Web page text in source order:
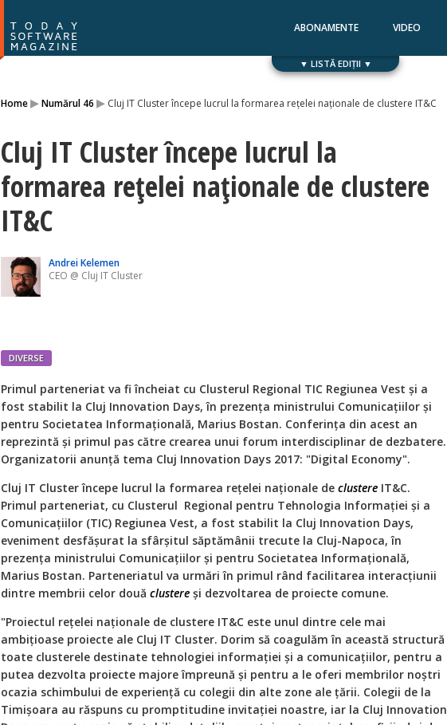
ABONAMENTE VIDEO
▼ LISTĂ EDIȚII ▼
Home▸Numărul 46 ▸ Cluj IT Cluster începe lucrul la formarea rețelei naționale de clustere IT&C
Cluj IT Cluster începe lucrul la
formarea rețelei naționale de clustere
IT&C
Andrei Kelemen
CEO @ Cluj IT Cluster
DIVERSE
Primul parteneriat va fi încheiat cu Clusterul Regional TIC Regiunea Vest și a
fost stabilit la Cluj Innovation Days, în prezența ministrului Comunicațiilor și
pentru Societatea Informațională, Marius Bostan. Conferința din acest an
reprezintă și primul pas către crearea unui forum interdisciplinar de dezbatere.
Organizatorii anunță tema Cluj Innovation Days 2017: "Digital Economy".
Cluj IT Cluster începe lucrul la formarea rețelei naționale de clustere IT&C.
Primul parteneriat, cu Clusterul Regional pentru Tehnologia Informației și a
Comunicațiilor (TIC) Regiunea Vest, a fost stabilit la Cluj Innovation Days,
eveniment desfășurat la sfârșitul săptămânii trecute la Cluj-Napoca, în
prezența ministrului Comunicațiilor și pentru Societatea Informațională,
Marius Bostan. Parteneriatul va urmări în primul rând facilitarea interacțiunii
dintre membrii celor două clustere și dezvoltarea de proiecte comune.
"Proiectul rețelei naționale de clustere IT&C este unul dintre cele mai
ambițioase proiecte ale Cluj IT Cluster. Dorim să coagulăm în această structură
toate clusterele destinate tehnologiei informației și a comunicațiilor, pentru a
putea dezvolta proiecte majore împreună și pentru a le oferi membrilor noștri
ocazia schimbului de experiență cu colegii din alte zone ale țării. Colegii de la
Timișoara au răspuns cu promptitudine invitației noastre, iar la Cluj Innovation